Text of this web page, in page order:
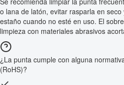
o lana de latón, evitar rasparla en
estaño cuando no esté en uso. El
limpieza con materiales abrasivos
¿La punta cumple con alguna
(RoHS)?